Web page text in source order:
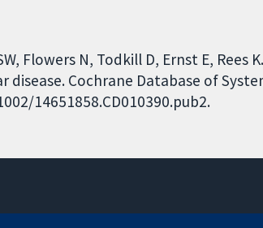
Flowers N, Todkill D, Ernst E, Rees
Cochrane Database of
14651858.CD010390.pub2.